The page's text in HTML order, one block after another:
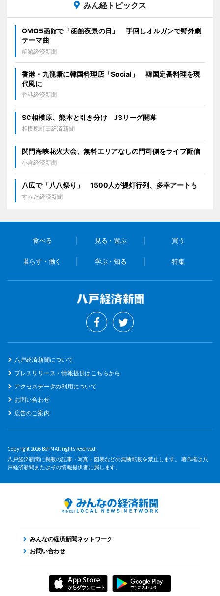
みん経トピックス
OMO5函館で「函館夜景の日」 手回しオルガンで野外劇
テーマ曲
函館経済新聞
香港・九龍塘に韓国料理店「Social」 韓国定番料理を現
代風に
香港経済新聞
SC相模原、熊本と引き分け J3リーグ開幕
相模原町田経済新聞
関門海峡花火大会、無料エリアなしの門司側をライブ配信
小倉経済新聞
八広で「八八祭り」 1500人が提灯行列、多幸アートも
すみだ経済新聞
食べる 見る・遊ぶ 買う
暮らす・働く 学ぶ・知る 特集
八戸経済新聞について
プレスリリース・情報提供はこちらから
アクセスデータの利用について
お問い合わせ
広告のご案内
Copyright 2026 BeFM All rights reserved.
八戸経済新聞に掲載の記事・写真・図表などの無断転載を禁止します。 著作権は八
戸経済新聞またはその情報提供者に属します。
みんなの経済新聞ネットワーク
お問い合わせ